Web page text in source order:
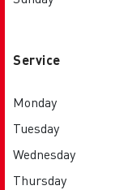
Service
Monday
Tuesday
Wednesday
Thursday